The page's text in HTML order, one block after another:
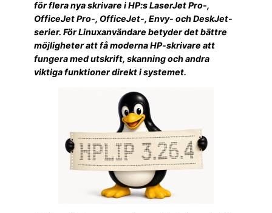
för flera nya skrivare i HP:s LaserJet Pro-,
OfficeJet Pro-, OfficeJet-, Envy- och DeskJet-
serier. För Linuxanvändare betyder det bättre
möjligheter att få moderna HP-skrivare att
fungera med utskrift, skanning och andra
viktiga funktioner direkt i systemet.